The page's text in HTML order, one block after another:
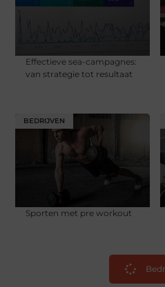
Effectieve sea-campagnes:
van strategie tot resultaat
BEDRIJVEN
Sporten met pre workout